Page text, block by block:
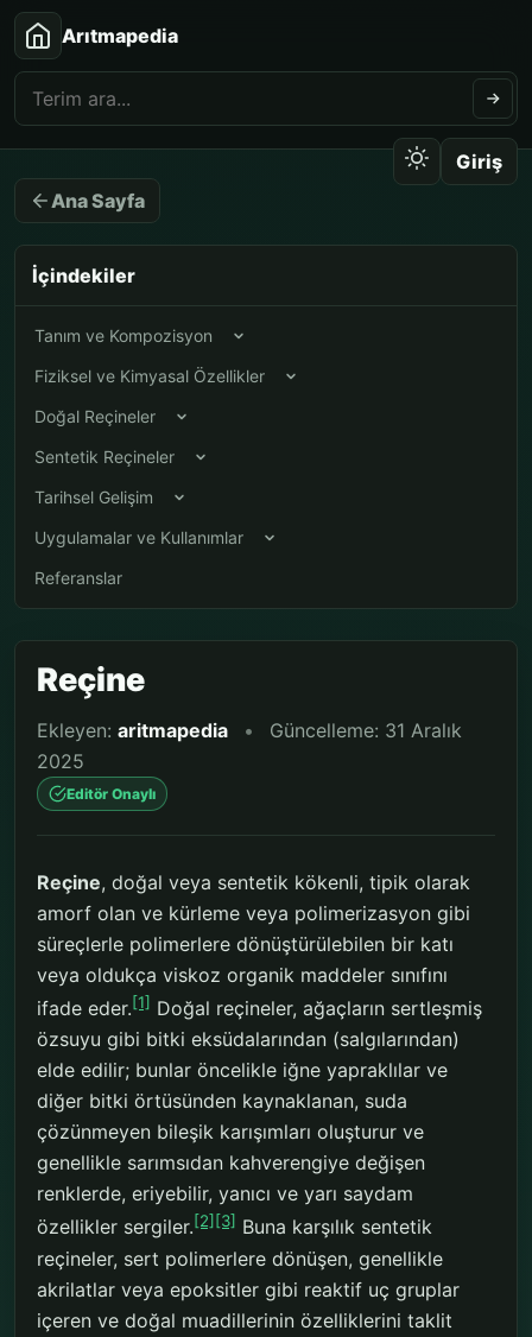
Arıtmapedia
Giriş
Ana Sayfa
İçindekiler
Tanım ve Kompozisyon
Fiziksel ve Kimyasal Özellikler
Doğal Reçineler
Sentetik Reçineler
Tarihsel Gelişim
Uygulamalar ve Kullanımlar
Referanslar
Reçine
Ekleyen: aritmapedia •
Güncelleme: 31 Aralık
2025
Editör Onaylı
Reçine, doğal veya sentetik kökenli, tipik olarak
amorf olan ve kürleme veya polimerizasyon gibi
süreçlerle polimerlere dönüştürülebilen bir katı
veya oldukça viskoz organik maddeler sınıfını
ifade eder.[1] Doğal reçineler, ağaçların sertleşmiş
özsuyu gibi bitki eksüdalarından (salgılarından)
elde edilir; bunlar öncelikle iğne yapraklılar ve
diğer bitki örtüsünden kaynaklanan, suda
çözünmeyen bileşik karışımları oluşturur ve
genellikle sarımsıdan kahverengiye değişen
renklerde, eriyebilir, yanıcı ve yarı saydam
özellikler sergiler.[2] [3] Buna karşılık sentetik
reçineler, sert polimerlere dönüşen, genellikle
akrilatlar veya epoksitler gibi reaktif uç gruplar
içeren ve doğal muadillerinin özelliklerini taklit